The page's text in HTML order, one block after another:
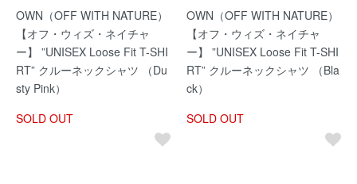
OWN（OFF WITH NATURE）
【オフ・ウィズ・ネイチャ
ー】 ”UNISEX Loose Fit T-SHI
RT” クルーネックシャツ （Du
sty Pink）
SOLD OUT
OWN（OFF WITH NATURE）
【オフ・ウィズ・ネイチャ
ー】 ”UNISEX Loose Fit T-SHI
RT” クルーネックシャツ （Bla
ck）
SOLD OUT